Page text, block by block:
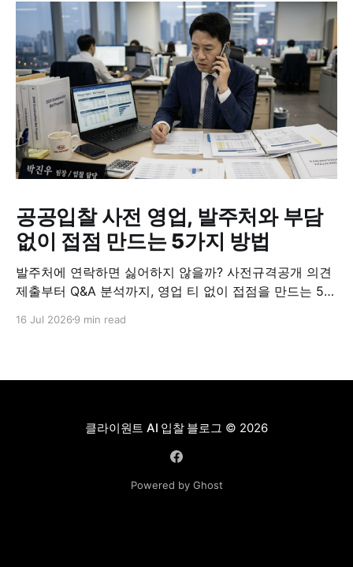
공공입찰 사전 영업, 발주처와 부담
없이 접점 만드는 5가지 방법
발주처에 연락하면 싫어하지 않을까? 사전규격공개 의견
제출부터 Q&A 분석까지, 영업 티 없이 접점을 만드는 5가
16 Jul 2026 9 min read
클라이원트 AI 입찰 블로그 © 2026
Powered by Ghost